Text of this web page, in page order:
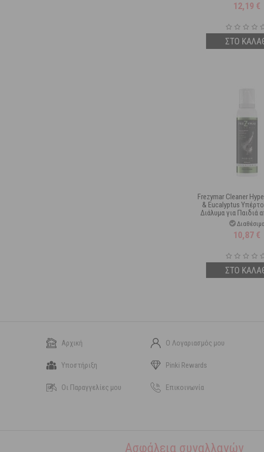
12,19 €
ΣΤΟ
Frezymar Cleaner
& Eucalyptus
Διάλυμα για Παιδιά
120 ml
Διαθέσιμο
10,87 €
ΣΤΟ
Αρχική Ο Λογαριασμός μου
Υποστήριξη Pinki Rewards
Οι Παραγγελίες μου Επικοινωνία
Ασφάλεια συναλλαγών